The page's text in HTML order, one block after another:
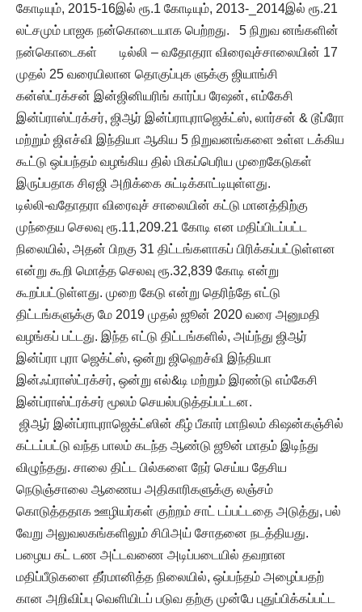
கோடியும், 2015-16இல் ரூ.1 கோடியும், 2013-_2014இல் ரூ.21
லட்சமும் பாஜக நன்கொடையாக பெற்றது. 5 நிறுவ னங்களின்
நன்கொடைகள் டில்லி – வதோதரா விரைவுச்சாலையின் 17
முதல் 25 வரையிலான தொகுப்புக ளுக்கு ஜியாங்சி
கன்ஸ்ட்ரக்சன் இன்ஜினியரிங் கார்ப்ப ரேஷன், எம்கேசி
இன்ப்ராஸ்ட்ரக்சர், ஜிஆர் இன்ப்ராபுராஜெக்ட்ஸ், லார்சன் & டூப்ரோ
மற்றும் ஜிஎச்வி இந்தியா ஆகிய 5 நிறுவனங்களை உள்ள டக்கிய
கூட்டு ஒப்பந்தம் வழங்கிய தில் மிகப்பெரிய முறைகேடுகள்
இருப்பதாக சிஏஜி அறிக்கை சுட்டிக்காட்டியுள்ளது.
டில்லி-வதோதரா விரைவுச் சாலையின் கட்டு மானத்திற்கு
முந்தைய செலவு ரூ.11,209.21 கோடி என மதிப்பிடப்பட்ட
நிலையில், அதன் பிறகு 31 திட்டங்களாகப் பிரிக்கப்பட்டுள்ளன
என்று கூறி மொத்த செலவு ரூ.32,839 கோடி என்று
கூறப்பட்டுள்ளது. முறை கேடு என்று தெரிந்தே எட்டு
திட்டங்களுக்கு மே 2019 முதல் ஜூன் 2020 வரை அனுமதி
வழங்கப் பட்டது. இந்த எட்டு திட்டங்களில், அய்ந்து ஜிஆர்
இன்ப்ரா புரா ஜெக்ட்ஸ், ஒன்று ஜிஹெச்வி இந்தியா
இன்ஃப்ராஸ்ட்ரக்சர், ஒன்று எல்&டி மற்றும் இரண்டு எம்கேசி
இன்ப்ராஸ்ட்ரக்சர் மூலம் செயல்படுத்தப்பட்டன.
ஜிஆர் இன்ப்ராபுராஜெக்ட்ஸின் கீழ் பீகார் மாநிலம் கிஷன்கஞ்சில்
கட்டப்பட்டு வந்த பாலம் கடந்த ஆண்டு ஜூன் மாதம் இடிந்து
விழுந்தது. சாலை திட்ட பில்களை நேர் செய்ய தேசிய
நெடுஞ்சாலை ஆணைய அதிகாரிகளுக்கு லஞ்சம்
கொடுத்ததாக ஊழியர்கள் குற்றம் சாட் டப்பட்டதை அடுத்து, பல்
வேறு அலுவலகங்களிலும் சிபிஅய் சோதனை நடத்தியது.
பழைய கட் டண அட்டவணை அடிப்படையில் தவறான
மதிப்பீடுகளை தீர்மானித்த நிலையில், ஒப்பந்தம் அழைப்பதற்
கான அறிவிப்பு வெளியிடப் படுவ தற்கு முன்பே புதுப்பிக்கப்பட்ட